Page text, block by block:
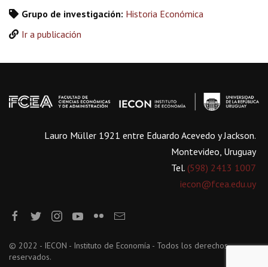
Grupo de investigación: Historia Económica
Ir a publicación
Lauro Müller 1921 entre Eduardo Acevedo y Jackson.
Montevideo, Uruguay
Tel. (598) 2413 1007
iecon@fcea.edu.uy
© 2022 - IECON - Instituto de Economía - Todos los derechos
reservados.